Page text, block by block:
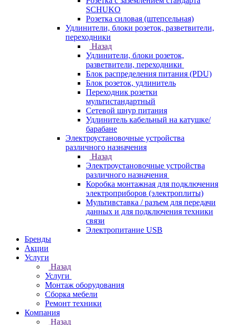
SCHUKO
Розетка силовая (штепсельная)
Удлинители, блоки розеток, разветвители,
переходники
Назад
Удлинители, блоки розеток,
разветвители, переходники
Блок распределения питания (PDU)
Блок розеток, удлинитель
Переходник розетки
мультистандартный
Сетевой шнур питания
Удлинитель кабельный на катушке/
барабане
Электроустановочные устройства
различного назначения
Назад
Электроустановочные устройства
различного назначения
Коробка монтажная для подключения
электроприборов (электроплиты)
Мультивставка / разъем для передачи
данных и для подключения техники
связи
Электропитание USB
Бренды
Акции
Услуги
Назад
Услуги
Монтаж оборудования
Сборка мебели
Ремонт техники
Компания
Назад